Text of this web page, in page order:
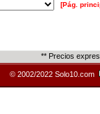
[Pág.
** Precios
© 2002/2022 Solo10.com